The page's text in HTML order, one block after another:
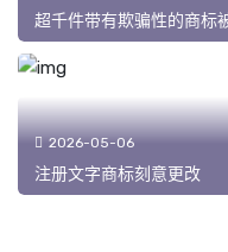
超千件带有欺骗性的商标
2026-05-06
注册文字商标刻意更改